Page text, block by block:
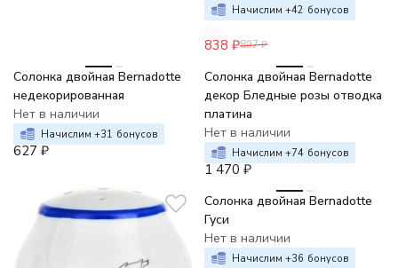
Начислим +42 бонусов
838 ₽897 ₽
Солонка двойная Bernadotte
недекорированная
Нет в наличии
Начислим +31 бонусов
627 ₽
Солонка двойная Bernadotte
декор Бледные розы отводка
платина
Нет в наличии
Начислим +74 бонусов
1 470 ₽
Солонка двойная Bernadotte
Гуси
Нет в наличии
Начислим +36 бонусов